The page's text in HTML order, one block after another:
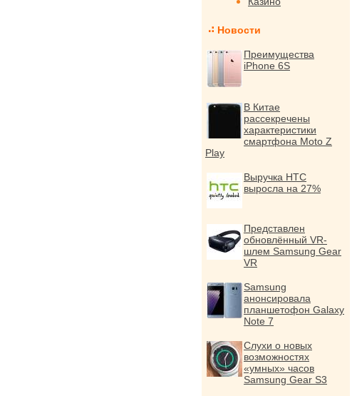
Новости
Преимущества
iPhone 6S
В Китае
рассекречены
характеристики
смартфона Moto Z
Play
Выручка HTC
выросла на 27%
Представлен
обновлённый VR-
шлем Samsung Gear
VR
Samsung
анонсировала
планшетофон Galaxy
Note 7
Слухи о новых
возможностях
«умных» часов
Samsung Gear S3